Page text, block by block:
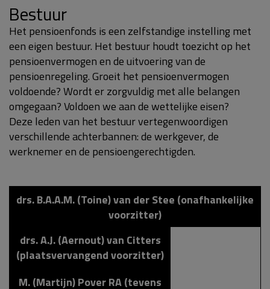
Bestuur
Het pensioenfonds is een zelfstandige instelling met
een eigen bestuur. Het bestuur houdt toezicht op het
pensioenvermogen en de uitvoering van de
pensioenregeling. Groeit het pensioenvermogen
voldoende? Wordt er zorgvuldig met alle belangen
omgegaan? Voldoen we aan de wettelijke eisen?
Deze leden van het bestuur vertegenwoordigen
verschillende achterbannen: de werkgever, de
werknemer en de pensioengerechtigden.
drs. B.A.A.M. (Toine) van der Stee (onafhankelijke
voorzitter)
drs. A.J. (Aernout) van Citters
(plaatsvervangend voorzitter)
M. (Martijn) Pover RA (tevens